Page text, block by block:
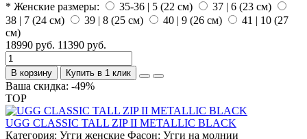
* Женские размеры:
35-36 | 5 (22 см)
37 | 6 (23 см)
38 | 7 (24 см)
39 | 8 (25 см) 40 | 9 (26 см)
41 | 10 (27
см)
18990 руб. 11390 руб.
В корзину Купить в 1 клик
Ваша скидка: -49%
TOP
UGG CLASSIC TALL ZIP II METALLIC BLACK
Категория: Угги женские Фасон: Угги на молнии